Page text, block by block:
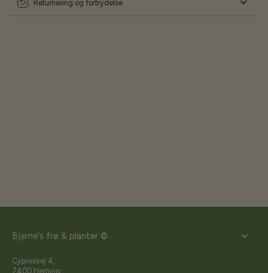
Returnering og fortrydelse
Bjarne's frø & planter ©
Cypresvej 4,
7400 Herning